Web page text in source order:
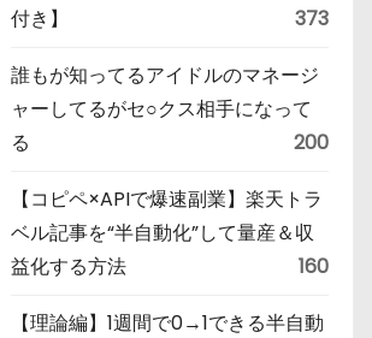
付き】
373
誰もが知ってるアイドルのマネージ
ャーしてるがセ○クス相手になって
る
200
【コピペ×APIで爆速副業】楽天トラ
ベル記事を“半自動化”して量産＆収
益化する方法
160
【理論編】1週間で0→1できる半自動